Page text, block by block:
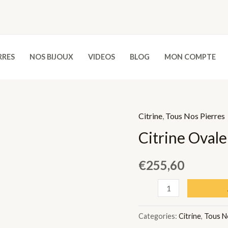
NOS BIJOUX VIDEOS BLOG MON COMPTE
Citrine Tous Nos Pierres
Citrine Ovale
€255,60
-
Categories: Citrine, Tous